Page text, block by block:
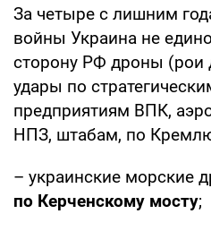
За четыре с лишним
войны Украина не
сторону РФ дроны (рои
удары по
предприятиям ВПК,
НПЗ, штабам, по
– украинские морские
по Керченскому мосту;